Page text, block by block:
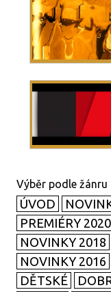
ÚVOD
PREMIÉRY 2020
NOVINKY 2018
NOVINKY 2016
DĚTSKÉ